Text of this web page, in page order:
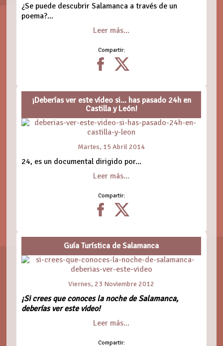
¿Se puede descubrir Salamanca a través de un
poema?...
Leer más...
Compartir:
¡Deberías ver este vídeo si... has pasado 24h en
Castilla y León!
Martes, 15 Abril 2014
24, es un documental dirigido por...
Leer más...
Compartir:
Guía Turística de Salamanca
Viernes, 23 Noviembre 2012
¡Si crees que conoces la noche de Salamanca,
deberías ver este video!
Leer más...
Compartir: